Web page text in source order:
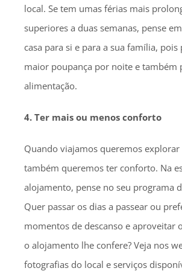
local. Se tem umas férias mais
superiores a duas semanas, pense
casa para si e para a sua família,
maior poupança por noite e também
alimentação.
4. Ter mais ou menos conforto
Quando viajamos queremos explorar
também queremos ter conforto. Na
alojamento, pense no seu programa
Quer passar os dias a passear ou
momentos de descanso e aproveitar
o alojamento lhe confere? Veja nos
fotografias do local e serviços